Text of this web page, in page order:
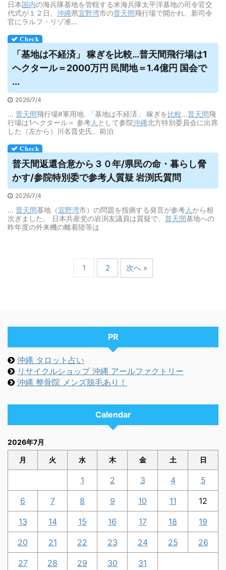
日本国内の海兵隊基地を管轄する米海兵隊太平洋基地の司令官交
代式が１２日、 沖縄県宜野湾市の普天間飛行場で開かれ、新司令
官にラルフ・リゾ准...
「基地は不経済」 稼ぎを比較…普天間飛行場は1
ヘクタール＝2000万円 民間地＝1.4億円 国会で
...
2026/7/4
... 普天間飛行場#軍用地. 「基地は不経済」 稼ぎを比較…普天間飛
行場は1ヘクタール＝ 参考人 として参院沖縄北方特別委員会に出席
した（左から）川名晋史氏、前泊
普天間返還合意から３０年/県民の命・暮らし脅
かす/参院特別委で参考人質疑 岩渕氏質問
2026/7/4
... 普天間基地（宜野湾市）の問題を指摘する発言が参考人から相
次ぎました。 日本共産党の岩渕友議員は質疑で、 普天間基地への
昨年度の外来機の離着陸等は
1 2 次へ »
PR
沖縄 タロット占い
リサイクルショップ 沖縄 アールファクトリー
沖縄 整骨院 メンズ脱毛あり！
Calendar
2026年7月
月 火 水 木 金 土 日
1 2 3 4 5
6 7 8 9 10 11 12
13 14 15 16 17 18 19
20 21 22 23 24 25 26
27 28 29 30 31